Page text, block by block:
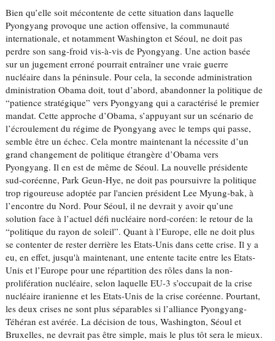
Bien qu’elle soit mécontente de cette situation dans laquelle
Pyongyang provoque une action offensive, la communauté
internationale, et notamment Washington et Séoul, ne doit pas
perdre son sang-froid vis-à-vis de Pyongyang. Une action basée
sur un jugement erroné pourrait entraîner une vraie guerre
nucléaire dans la péninsule. Pour cela, la seconde administration
dministration Obama doit, tout d’abord, abandonner la politique de
“patience stratégique” vers Pyongyang qui a caractérisé le premier
mandat. Cette approche d’Obama, s’appuyant sur un scénario de
l’écroulement du régime de Pyongyang avec le temps qui passe,
semble être un échec. Cela montre maintenant la nécessite d’un
grand changement de politique étrangère d’Obama vers
Pyongyang. Il en est de même de Séoul. La nouvelle présidente
sud-coréenne, Park Geun-Hye, ne doit pas poursuivre la politique
trop rigoureuse adoptée par l'ancien président Lee Myung-bak, à
l’encontre du Nord. Pour Séoul, il ne devrait y avoir qu’une
solution face à l’actuel défi nucléaire nord-coréen: le retour de la
“politique du rayon de soleil”. Quant à l’Europe, elle ne doit plus
se contenter de rester derrière les Etats-Unis dans cette crise. Il y a
eu, en effet, jusqu'à maintenant, une entente tacite entre les Etats-
Unis et l’Europe pour une répartition des rôles dans la non-
prolifération nucléaire, selon laquelle EU-3 s’occupait de la crise
nucléaire iranienne et les Etats-Unis de la crise coréenne. Pourtant,
les deux crises ne sont plus séparables si l’alliance Pyongyang-
Téhéran est avérée. La décision de tous, Washington, Séoul et
Bruxelles, ne devrait pas être simple, mais le plus tôt sera le mieux.